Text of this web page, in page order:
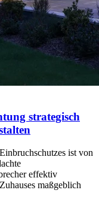
strategisch
ist von
effektiv
maßgeblich